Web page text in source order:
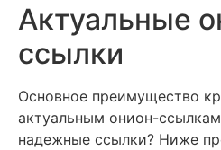
Актуальные
ссылки
Основное преимущество
актуальным онион-
надежные ссылки? Ниже